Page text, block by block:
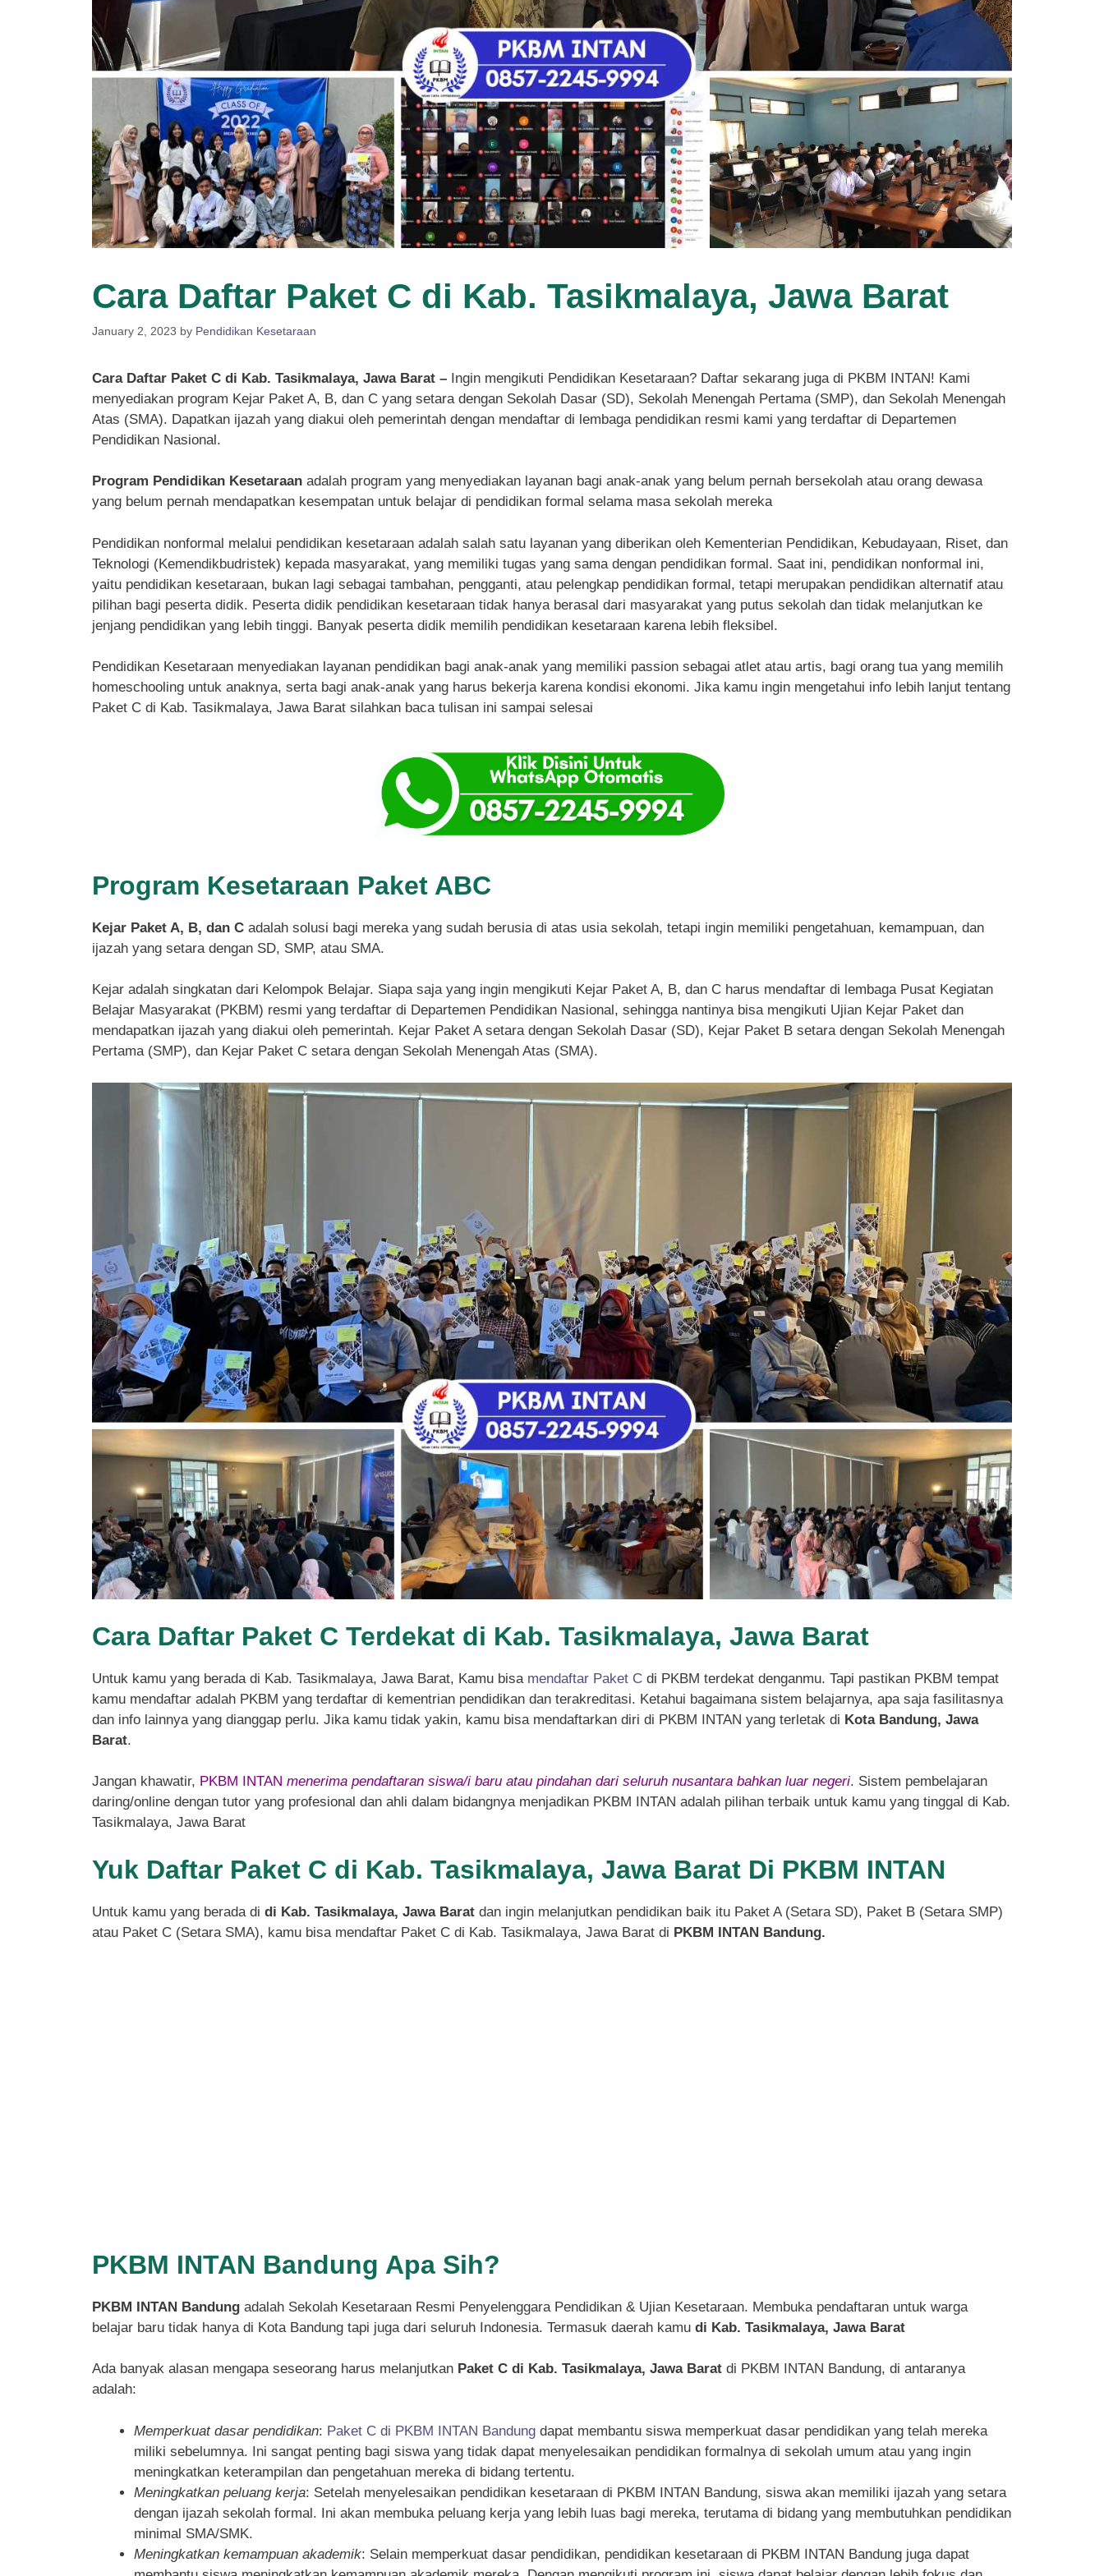
Cara Daftar Paket C di Kab. Tasikmalaya, Jawa Barat
January 2, 2023 by Pendidikan Kesetaraan
Cara Daftar Paket C di Kab. Tasikmalaya, Jawa Barat – Ingin mengikuti Pendidikan Kesetaraan? Daftar sekarang juga di PKBM INTAN! Kami
menyediakan program Kejar Paket A, B, dan C yang setara dengan Sekolah Dasar (SD), Sekolah Menengah Pertama (SMP), dan Sekolah Menengah
Atas (SMA). Dapatkan ijazah yang diakui oleh pemerintah dengan mendaftar di lembaga pendidikan resmi kami yang terdaftar di Departemen
Pendidikan Nasional.
Program Pendidikan Kesetaraan adalah program yang menyediakan layanan bagi anak-anak yang belum pernah bersekolah atau orang dewasa
yang belum pernah mendapatkan kesempatan untuk belajar di pendidikan formal selama masa sekolah mereka
Pendidikan nonformal melalui pendidikan kesetaraan adalah salah satu layanan yang diberikan oleh Kementerian Pendidikan, Kebudayaan, Riset, dan
Teknologi (Kemendikbudristek) kepada masyarakat, yang memiliki tugas yang sama dengan pendidikan formal. Saat ini, pendidikan nonformal ini,
yaitu pendidikan kesetaraan, bukan lagi sebagai tambahan, pengganti, atau pelengkap pendidikan formal, tetapi merupakan pendidikan alternatif atau
pilihan bagi peserta didik. Peserta didik pendidikan kesetaraan tidak hanya berasal dari masyarakat yang putus sekolah dan tidak melanjutkan ke
jenjang pendidikan yang lebih tinggi. Banyak peserta didik memilih pendidikan kesetaraan karena lebih fleksibel.
Pendidikan Kesetaraan menyediakan layanan pendidikan bagi anak-anak yang memiliki passion sebagai atlet atau artis, bagi orang tua yang memilih
homeschooling untuk anaknya, serta bagi anak-anak yang harus bekerja karena kondisi ekonomi. Jika kamu ingin mengetahui info lebih lanjut tentang
Paket C di Kab. Tasikmalaya, Jawa Barat silahkan baca tulisan ini sampai selesai
Program Kesetaraan Paket ABC
Kejar Paket A, B, dan C adalah solusi bagi mereka yang sudah berusia di atas usia sekolah, tetapi ingin memiliki pengetahuan, kemampuan, dan
ijazah yang setara dengan SD, SMP, atau SMA.
Kejar adalah singkatan dari Kelompok Belajar. Siapa saja yang ingin mengikuti Kejar Paket A, B, dan C harus mendaftar di lembaga Pusat Kegiatan
Belajar Masyarakat (PKBM) resmi yang terdaftar di Departemen Pendidikan Nasional, sehingga nantinya bisa mengikuti Ujian Kejar Paket dan
mendapatkan ijazah yang diakui oleh pemerintah. Kejar Paket A setara dengan Sekolah Dasar (SD), Kejar Paket B setara dengan Sekolah Menengah
Pertama (SMP), dan Kejar Paket C setara dengan Sekolah Menengah Atas (SMA).
Cara Daftar Paket C Terdekat di Kab. Tasikmalaya, Jawa Barat
Untuk kamu yang berada di Kab. Tasikmalaya, Jawa Barat, Kamu bisa mendaftar Paket C di PKBM terdekat denganmu. Tapi pastikan PKBM tempat
kamu mendaftar adalah PKBM yang terdaftar di kementrian pendidikan dan terakreditasi. Ketahui bagaimana sistem belajarnya, apa saja fasilitasnya
dan info lainnya yang dianggap perlu. Jika kamu tidak yakin, kamu bisa mendaftarkan diri di PKBM INTAN yang terletak di Kota Bandung, Jawa
Barat.
Jangan khawatir, PKBM INTAN menerima pendaftaran siswa/i baru atau pindahan dari seluruh nusantara bahkan luar negeri. Sistem pembelajaran
daring/online dengan tutor yang profesional dan ahli dalam bidangnya menjadikan PKBM INTAN adalah pilihan terbaik untuk kamu yang tinggal di Kab.
Tasikmalaya, Jawa Barat
Yuk Daftar Paket C di Kab. Tasikmalaya, Jawa Barat Di PKBM INTAN
Untuk kamu yang berada di di Kab. Tasikmalaya, Jawa Barat dan ingin melanjutkan pendidikan baik itu Paket A (Setara SD), Paket B (Setara SMP)
atau Paket C (Setara SMA), kamu bisa mendaftar Paket C di Kab. Tasikmalaya, Jawa Barat di PKBM INTAN Bandung.
PKBM INTAN Bandung Apa Sih?
PKBM INTAN Bandung adalah Sekolah Kesetaraan Resmi Penyelenggara Pendidikan & Ujian Kesetaraan. Membuka pendaftaran untuk warga
belajar baru tidak hanya di Kota Bandung tapi juga dari seluruh Indonesia. Termasuk daerah kamu di Kab. Tasikmalaya, Jawa Barat
Ada banyak alasan mengapa seseorang harus melanjutkan Paket C di Kab. Tasikmalaya, Jawa Barat di PKBM INTAN Bandung, di antaranya
adalah:
Memperkuat dasar pendidikan: Paket C di PKBM INTAN Bandung dapat membantu siswa memperkuat dasar pendidikan yang telah mereka
miliki sebelumnya. Ini sangat penting bagi siswa yang tidak dapat menyelesaikan pendidikan formalnya di sekolah umum atau yang ingin
meningkatkan keterampilan dan pengetahuan mereka di bidang tertentu.
Meningkatkan peluang kerja: Setelah menyelesaikan pendidikan kesetaraan di PKBM INTAN Bandung, siswa akan memiliki ijazah yang setara
dengan ijazah sekolah formal. Ini akan membuka peluang kerja yang lebih luas bagi mereka, terutama di bidang yang membutuhkan pendidikan
minimal SMA/SMK.
Meningkatkan kemampuan akademik: Selain memperkuat dasar pendidikan, pendidikan kesetaraan di PKBM INTAN Bandung juga dapat